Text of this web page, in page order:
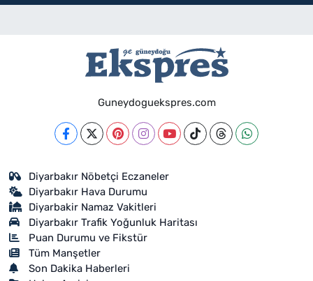
Guneydoguekspres.com
Diyarbakır Nöbetçi Eczaneler
Diyarbakır Hava Durumu
Diyarbakir Namaz Vakitleri
Diyarbakır Trafik Yoğunluk Haritası
Puan Durumu ve Fikstür
Tüm Manşetler
Son Dakika Haberleri